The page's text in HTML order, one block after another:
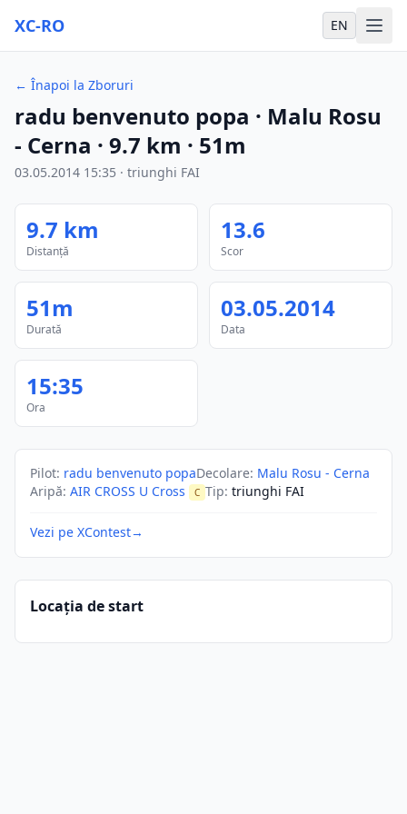
XC-RO EN
← Înapoi la Zboruri
radu benvenuto popa · Malu Rosu
- Cerna · 9.7 km · 51m
03.05.2014 15:35 · triunghi FAI
9.7 km
Distanță
13.6
Scor
51m
Durată
03.05.2014
Data
15:35
Ora
Pilot: radu benvenuto popaDecolare: Malu Rosu - Cerna
Aripă: AIR CROSS U Cross C Tip: triunghi FAI
Vezi pe XContest→
Locația de start